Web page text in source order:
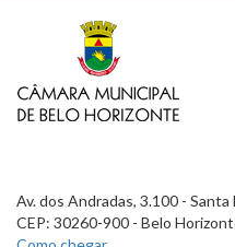
Av. dos Andradas, 3.100 - Santa
CEP: 30260-900 - Belo